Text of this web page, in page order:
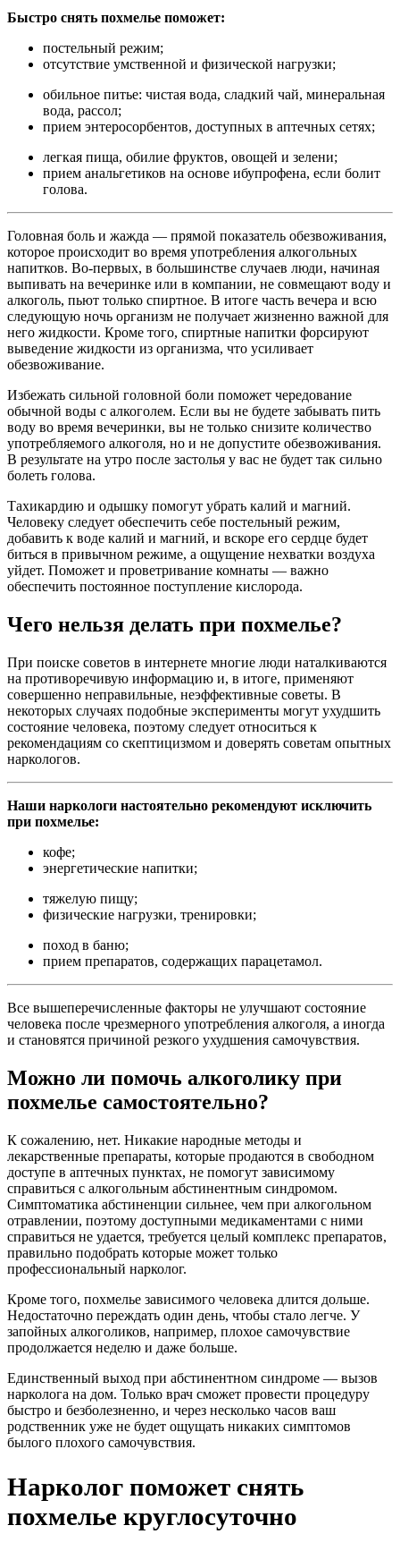
Быстро снять похмелье поможет:
постельный режим;
отсутствие умственной и физической нагрузки;
обильное питье: чистая вода, сладкий чай, минеральная
вода, рассол;
прием энтеросорбентов, доступных в аптечных сетях;
легкая пища, обилие фруктов, овощей и зелени;
прием анальгетиков на основе ибупрофена, если болит
голова.
Головная боль и жажда — прямой показатель обезвоживания,
которое происходит во время употребления алкогольных
напитков. Во-первых, в большинстве случаев люди, начиная
выпивать на вечеринке или в компании, не совмещают воду и
алкоголь, пьют только спиртное. В итоге часть вечера и всю
следующую ночь организм не получает жизненно важной для
него жидкости. Кроме того, спиртные напитки форсируют
выведение жидкости из организма, что усиливает
обезвоживание.
Избежать сильной головной боли поможет чередование
обычной воды с алкоголем. Если вы не будете забывать пить
воду во время вечеринки, вы не только снизите количество
употребляемого алкоголя, но и не допустите обезвоживания.
В результате на утро после застолья у вас не будет так сильно
болеть голова.
Тахикардию и одышку помогут убрать калий и магний.
Человеку следует обеспечить себе постельный режим,
добавить к воде калий и магний, и вскоре его сердце будет
биться в привычном режиме, а ощущение нехватки воздуха
уйдет. Поможет и проветривание комнаты — важно
обеспечить постоянное поступление кислорода.
Чего нельзя делать при похмелье?
При поиске советов в интернете многие люди наталкиваются
на противоречивую информацию и, в итоге, применяют
совершенно неправильные, неэффективные советы. В
некоторых случаях подобные эксперименты могут ухудшить
состояние человека, поэтому следует относиться к
рекомендациям со скептицизмом и доверять советам опытных
наркологов.
Наши наркологи настоятельно рекомендуют исключить
при похмелье:
кофе;
энергетические напитки;
тяжелую пищу;
физические нагрузки, тренировки;
поход в баню;
прием препаратов, содержащих парацетамол.
Все вышеперечисленные факторы не улучшают состояние
человека после чрезмерного употребления алкоголя, а иногда
и становятся причиной резкого ухудшения самочувствия.
Можно ли помочь алкоголику при
похмелье самостоятельно?
К сожалению, нет. Никакие народные методы и
лекарственные препараты, которые продаются в свободном
доступе в аптечных пунктах, не помогут зависимому
справиться с алкогольным абстинентным синдромом.
Симптоматика абстиненции сильнее, чем при алкогольном
отравлении, поэтому доступными медикаментами с ними
справиться не удается, требуется целый комплекс препаратов,
правильно подобрать которые может только
профессиональный нарколог.
Кроме того, похмелье зависимого человека длится дольше.
Недостаточно переждать один день, чтобы стало легче. У
запойных алкоголиков, например, плохое самочувствие
продолжается неделю и даже больше.
Единственный выход при абстинентном синдроме — вызов
нарколога на дом. Только врач сможет провести процедуру
быстро и безболезненно, и через несколько часов ваш
родственник уже не будет ощущать никаких симптомов
былого плохого самочувствия.
Нарколог поможет снять
похмелье круглосуточно